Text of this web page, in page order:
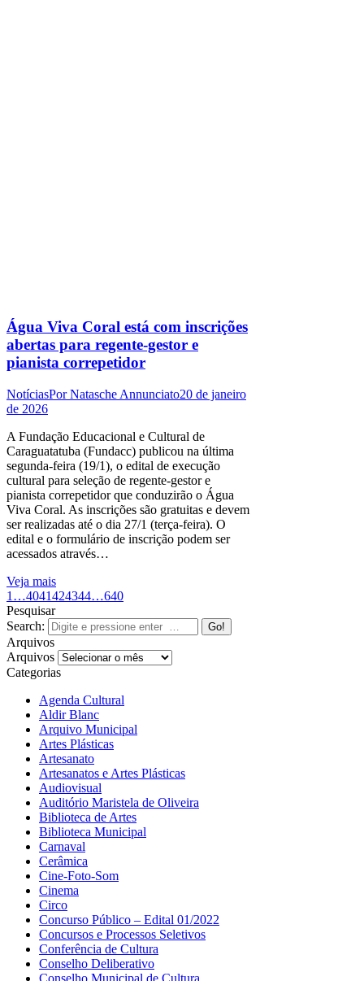
Água Viva Coral está com inscrições
abertas para regente-gestor e
pianista correpetidor
NotíciasPorNatasche Annunciato20 de janeiro
de 2026
A Fundação Educacional e Cultural de
Caraguatatuba (Fundacc) publicou na última
segunda-feira (19/1), o edital de execução
cultural para seleção de regente-gestor e
pianista correpetidor que conduzirão o Água
Viva Coral. As inscrições são gratuitas e devem
ser realizadas até o dia 27/1 (terça-feira). O
edital e o formulário de inscrição podem ser
acessados através…
Veja mais
1 …4041424344…640
Pesquisar
Search:
Arquivos
Arquivos
Categorias
Agenda Cultural
Aldir Blanc
Arquivo Municipal
Artes Plásticas
Artesanato
Artesanatos e Artes Plásticas
Audiovisual
Auditório Maristela de Oliveira
Biblioteca de Artes
Biblioteca Municipal
Carnaval
Cerâmica
Cine-Foto-Som
Cinema
Circo
Concurso Público – Edital 01/2022
Concursos e Processos Seletivos
Conferência de Cultura
Conselho Deliberativo
Conselho Municipal de Cultura